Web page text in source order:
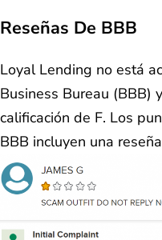
Reseñas De BBB
Loyal Lending no está
Business Bureau (BBB)
calificación de F. Los
BBB incluyen una